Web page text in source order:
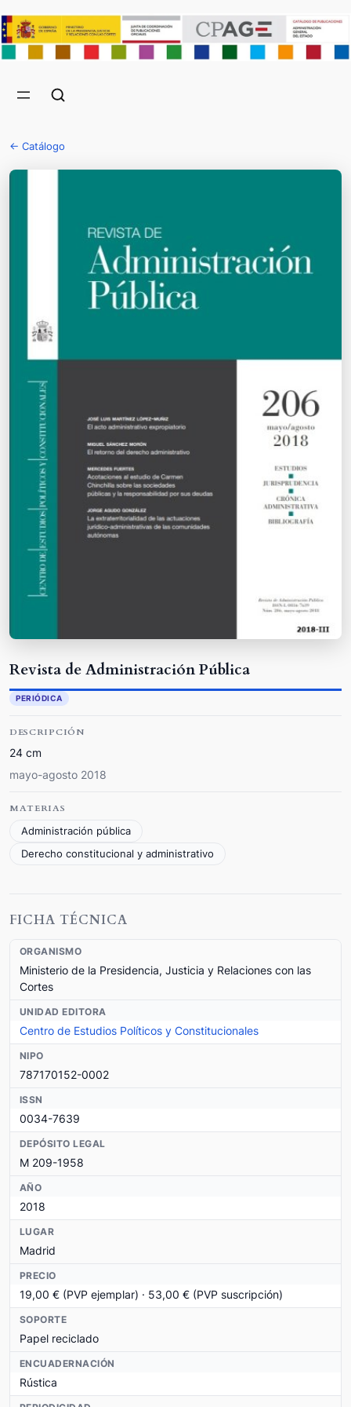
← Catálogo
Revista de Administración Pública
PERIÓDICA
DESCRIPCIÓN
24 cm
mayo-agosto 2018
MATERIAS
Administración pública
Derecho constitucional y administrativo
FICHA TÉCNICA
ORGANISMO
Ministerio de la Presidencia, Justicia y Relaciones con las
Cortes
UNIDAD EDITORA
Centro de Estudios Políticos y Constitucionales
NIPO
787170152-0002
ISSN
0034-7639
DEPÓSITO LEGAL
M 209-1958
AÑO
2018
LUGAR
Madrid
PRECIO
19,00 € (PVP ejemplar) · 53,00 € (PVP suscripción)
SOPORTE
Papel reciclado
ENCUADERNACIÓN
Rústica